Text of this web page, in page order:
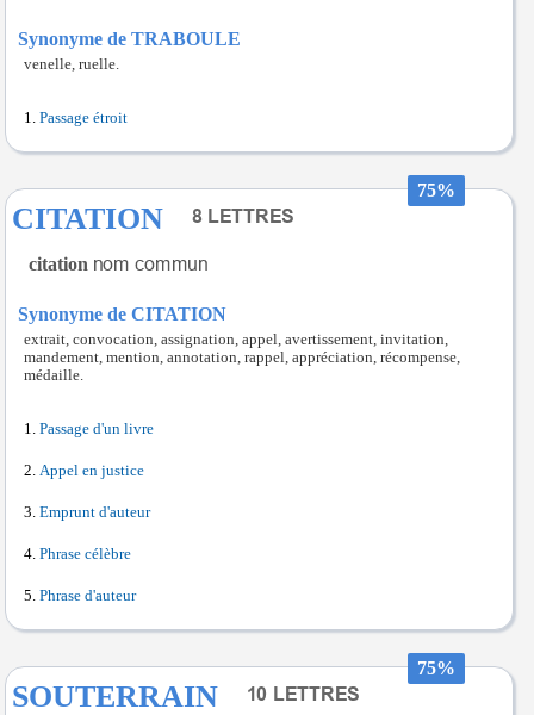
Synonyme de TRABOULE
venelle, ruelle.
Passage étroit
75%
CITATION
citation
Synonyme de CITATION
extrait, convocation, assignation, appel, avertissement, invitation,
mandement, mention, annotation, rappel, appréciation, récompense,
médaille.
Passage d'un livre
Appel en justice
Emprunt d'auteur
Phrase célèbre
Phrase d'auteur
75%
SOUTERRAIN